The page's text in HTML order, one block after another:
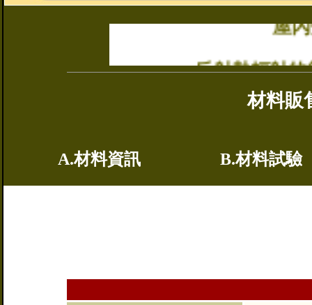
反射熱輻射
森之風鋁
材料販
A.材料資訊 B.材料試驗